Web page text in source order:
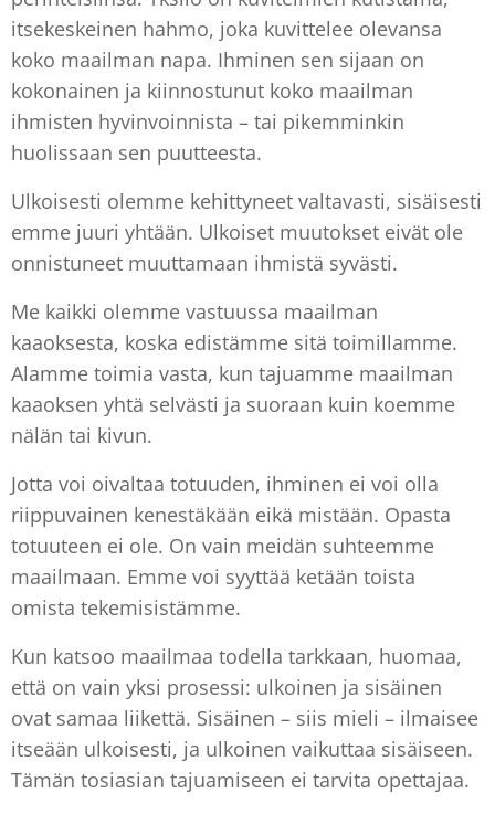
itsekeskeinen hahmo, joka kuvittelee olevansa
koko maailman napa. Ihminen sen sijaan on
kokonainen ja kiinnostunut koko maailman
ihmisten hyvinvoinnista – tai pikemminkin
huolissaan sen puutteesta.
Ulkoisesti olemme kehittyneet valtavasti, sisäisesti
emme juuri yhtään. Ulkoiset muutokset eivät ole
onnistuneet muuttamaan ihmistä syvästi.
Me kaikki olemme vastuussa maailman
kaaoksesta, koska edistämme sitä toimillamme.
Alamme toimia vasta, kun tajuamme maailman
kaaoksen yhtä selvästi ja suoraan kuin koemme
nälän tai kivun.
Jotta voi oivaltaa totuuden, ihminen ei voi olla
riippuvainen kenestäkään eikä mistään. Opasta
totuuteen ei ole. On vain meidän suhteemme
maailmaan. Emme voi syyttää ketään toista
omista tekemisistämme.
Kun katsoo maailmaa todella tarkkaan, huomaa,
että on vain yksi prosessi: ulkoinen ja sisäinen
ovat samaa liikettä. Sisäinen – siis mieli – ilmaisee
itseään ulkoisesti, ja ulkoinen vaikuttaa sisäiseen.
Tämän tosiasian tajuamiseen ei tarvita opettajaa.